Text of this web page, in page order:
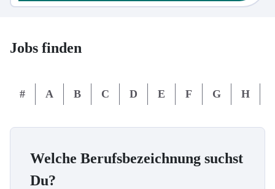
Jobs finden
# A B C D E F G H
Welche Berufsbezeichnung suchst
Du?